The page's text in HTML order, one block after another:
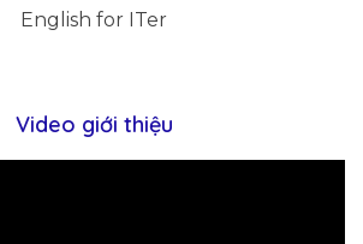
English for ITer
Video giới thiệu